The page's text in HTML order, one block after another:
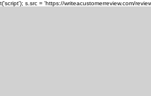
s.src = 'https://writeacustomerreview.com/